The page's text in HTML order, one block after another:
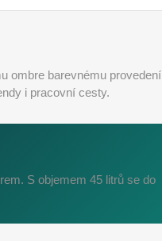
ombre barevnému provedení
i pracovní cesty.
S objemem 45 litrů se do